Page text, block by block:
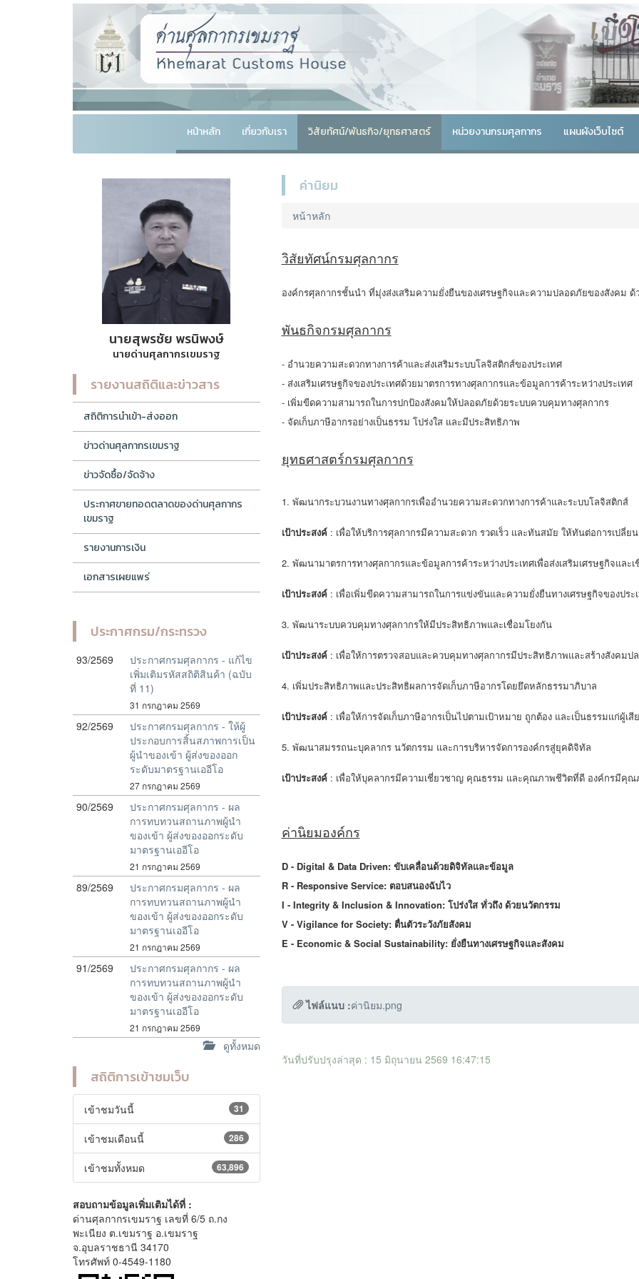
หน้าหลัก เกี่ยวกับเรา วิสัยทัศน์/พันธกิจ/ยุทธศาสตร์ หน่วยงานกรมศุลกากร แผนผังเว็บไซต์
นายสุพรชัย พรนิพงษ์
นายด่านศุลกากรเขมราฐ
รายงานสถิติและข่าวสาร
สถิติการนำเข้า-ส่งออก
ข่าวด่านศุลกากรเขมราฐ
ข่าวจัดซื้อ/จัดจ้าง
ประกาศขายทอดตลาดของด่านศุลกากร
เขมราฐ
รายงานการเงิน
เอกสารเผยแพร่
ประกาศกรม/กระทรวง
93/2569
ประกาศกรมศุลกากร - แก้ไข
เพิ่มเติมรหัสสถิติสินค้า (ฉบับ
ที่ 11)
31 กรกฎาคม 2569
92/2569
ประกาศกรมศุลกากร - ให้ผู้
ประกอบการสิ้นสภาพการเป็น
ผู้นำของเข้า ผู้ส่งของออก
ระดับมาตรฐานเออีโอ
27 กรกฎาคม 2569
90/2569
ประกาศกรมศุลกากร - ผล
การทบทวนสถานภาพผู้นำ
ของเข้า ผู้ส่งของออกระดับ
มาตรฐานเออีโอ
21 กรกฎาคม 2569
89/2569
ประกาศกรมศุลกากร - ผล
การทบทวนสถานภาพผู้นำ
ของเข้า ผู้ส่งของออกระดับ
มาตรฐานเออีโอ
21 กรกฎาคม 2569
91/2569
ประกาศกรมศุลกากร - ผล
การทบทวนสถานภาพผู้นำ
ของเข้า ผู้ส่งของออกระดับ
มาตรฐานเออีโอ
21 กรกฎาคม 2569
ดูทั้งหมด
สถิติการเข้าชมเว็บ
31
เข้าชมวันนี้
286
เข้าชมเดือนนี้
63,896
เข้าชมทั้งหมด
สอบถามข้อมูลเพิ่มเติมได้ที่ :
ด่านศุลกากรเขมราฐ เลขที่ 6/5 ถ.กง
พะเนียง ต.เขมราฐ อ.เขมราฐ
จ.อุบลราชธานี 34170
โทรศัพท์ 0-4549-1180
ค่านิยม
หน้าหลัก
วิสัยทัศน์กรมศุลกากร
องค์กรศุลกากรชั้นนำ ที่มุ่งส่งเสริมความยั่งยืนของเศรษฐกิจและความปลอดภัยของสังคม ด้
พันธกิจกรมศุลกากร
- อำนวยความสะดวกทางการค้าและส่งเสริมระบบโลจิสติกส์ของประเทศ
- ส่งเสริมเศรษฐกิจของประเทศด้วยมาตรการทางศุลกากรและข้อมูลการค้าระหว่างประเทศ
- เพิ่มขีดความสามารถในการปกป้องสังคมให้ปลอดภัยด้วยระบบควบคุมทางศุลกากร
- จัดเก็บภาษีอากรอย่างเป็นธรรม โปร่งใส และมีประสิทธิภาพ
ยุทธศาสตร์กรมศุลกากร
1. พัฒนากระบวนงานทางศุลกากรเพื่ออำนวยความสะดวกทางการค้าและระบบโลจิสติกส์
เป้าประสงค์: เพื่อให้บริการศุลกากรมีความสะดวก รวดเร็ว และทันสมัย ให้ทันต่อการเปลี่ย
2. พัฒนามาตรการทางศุลกากรและข้อมูลการค้าระหว่างประเทศเพื่อส่งเสริมเศรษฐกิจและ
เป้าประสงค์: เพื่อเพิ่มขีดความสามารถในการแข่งขันและความยั่งยืนทางเศรษฐกิจของประ
3. พัฒนาระบบควบคุมทางศุลกากรให้มีประสิทธิภาพและเชื่อมโยงกัน
เป้าประสงค์: เพื่อให้การตรวจสอบและควบคุมทางศุลกากรมีประสิทธิภาพและสร้างสังคมป
4. เพิ่มประสิทธิภาพและประสิทธิผลการจัดเก็บภาษีอากรโดยยึดหลักธรรมาภิบาล
เป้าประสงค์: เพื่อให้การจัดเก็บภาษีอากรเป็นไปตามเป้าหมาย ถูกต้อง และเป็นธรรมแก่ผู้เสี
5. พัฒนาสมรรถนะบุคลากร นวัตกรรม และการบริหารจัดการองค์กรสู่ยุคดิจิทัล
เป้าประสงค์: เพื่อให้บุคลากรมีความเชี่ยวชาญ คุณธรรม และคุณภาพชีวิตที่ดี องค์กรมีคุณ
ค่านิยมองค์กร
D - Digital & Data Driven: ขับเคลื่อนด้วยดิจิทัลและข้อมูล
R - Responsive Service: ตอบสนองฉับไว
I - Integrity & Inclusion & Innovation: โปร่งใส ทั่วถึง ด้วยนวัตกรรม
V - Vigilance for Society: ตื่นตัวระวังภัยสังคม
E - Economic & Social Sustainability: ยั่งยืนทางเศรษฐกิจและสังคม
ไฟล์แนบ :ค่านิยม.png
วันที่ปรับปรุงล่าสุด : 15 มิถุนายน 2569 16:47:15